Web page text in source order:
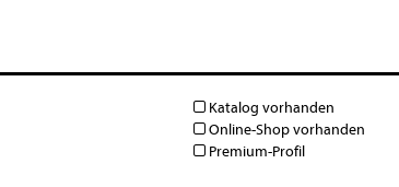
Katalog vorhanden
Online-Shop vorhanden
Premium-Profil